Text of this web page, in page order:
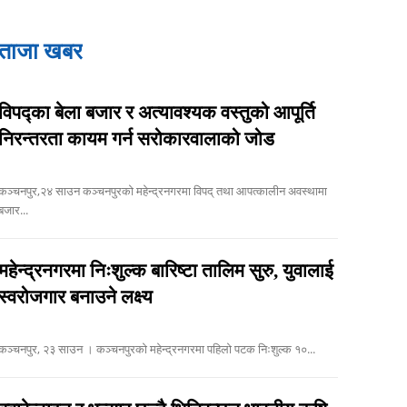
खबर
बेला बजार र अत्यावश्यक वस्तुको आपूर्ति
कायम गर्न सरोकारवालाको जोड
साउन कञ्चनपुरको महेन्द्रनगरमा विपद् तथा आपत्कालीन अवस्थामा
निःशुल्क बारिष्टा तालिम सुरु, युवालाई
बनाउने लक्ष्य
कञ्चनपुर, २३ साउन । कञ्चनपुरको महेन्द्रनगरमा पहिलो पटक निःशुल्क १०...